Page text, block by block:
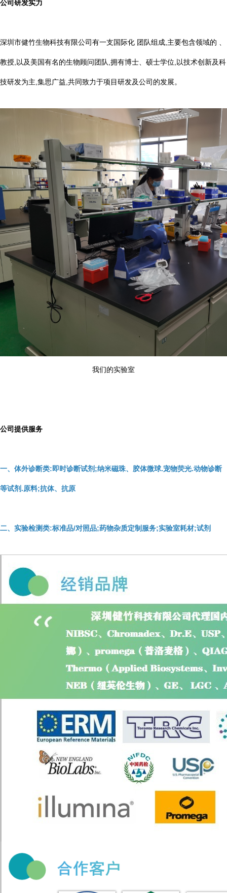
公司研发实力
深圳市健竹生物科技有限公司有一支国际化 团队组成,主要包含领域的 、
教授,以及美国有名的生物顾问团队,拥有博士、硕士学位,以技术创新及科
技研发为主,集思广益,共同致力于项目研发及公司的发展。
我们的实验室
公司提供服务
一、体外诊断类:即时诊断试剂;纳米磁珠、胶体微球.宠物荧光.动物诊断
等试剂.原料;抗体、抗原
二、实验检测类:标准品/对照品;药物杂质定制服务;实验室耗材;试剂